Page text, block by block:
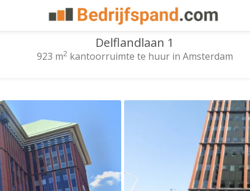
Delflandlaan 1
923 m2kantoorruimte te huur in Amsterdam